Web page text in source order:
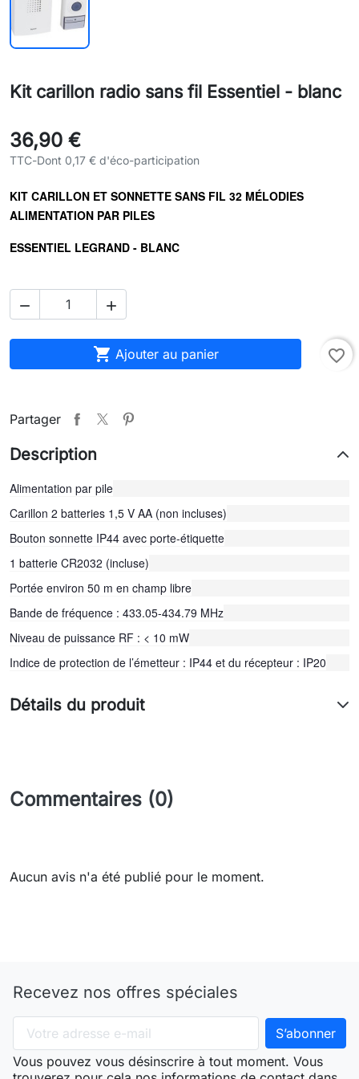
Kit carillon radio sans fil Essentiel - blanc
36,90 €
TTC-Dont 0,17 € d'éco-participation
KIT CARILLON ET SONNETTE SANS FIL 32 MÉLODIES
ALIMENTATION PAR PILES
ESSENTIEL LEGRAND - BLANC
 
 Ajouter au panier favorite_border
Partager
Description
Alimentation par pile
Carillon 2 batteries 1,5 V AA (non incluses)
Bouton sonnette IP44 avec porte-étiquette
1 batterie CR2032 (incluse)
Portée environ 50 m en champ libre
Bande de fréquence : 433.05-434.79 MHz
Niveau de puissance RF : < 10 mW
Indice de protection de l’émetteur : IP44 et du récepteur : IP20
Détails du produit
Commentaires (0)
Aucun avis n'a été publié pour le moment.
Recevez nos offres spéciales
Vous pouvez vous désinscrire à tout moment. Vous